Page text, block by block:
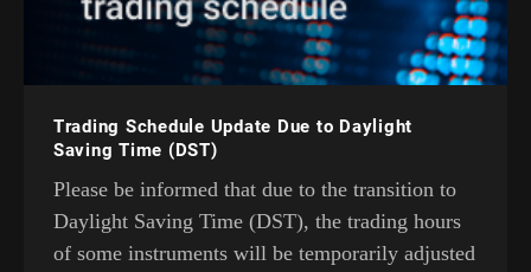
Trading Schedule Update Due to Daylight
Saving Time (DST)
Please be informed that due to the transition to
Daylight Saving Time (DST), the trading hours
of some instruments will be temporarily adjusted